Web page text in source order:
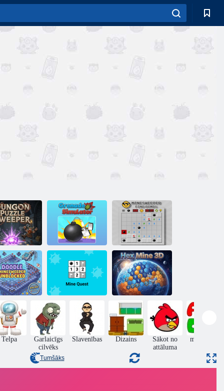
Puzzle
Sweeper
Granātu
simulators
Mīnu meklētājs:
atrodiet bumbas
Doodle
Minesweeper
atbloķēts
Mīnu meklējumi Hex Mine 3D
Telpa
Garlaicīgs
cilvēks
Slavenības Dizains
Sākot no
attāluma
mācīšanās
Tumšāks